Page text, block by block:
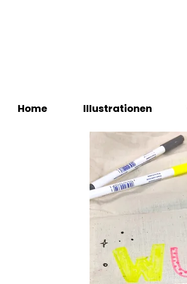
Home Illustrationen